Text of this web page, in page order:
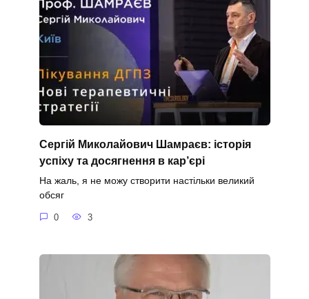
Сергій Миколайович Шамраєв: історія
успіху та досягнення в кар’єрі
На жаль, я не можу створити настільки великий
обсяг
0 3